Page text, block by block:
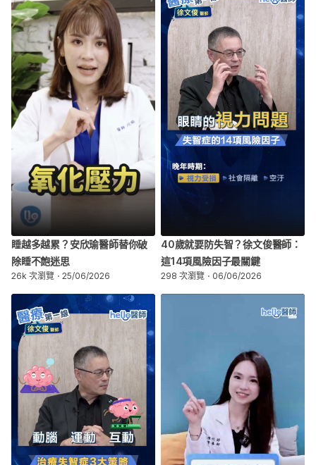
睡越多越累？安欣瑜醫師替你破
除睡不飽迷思
26k 次瀏覽 25/06/2026
40歲就要防失智？徐文俊醫師：
這14項風險因子最關鍵
298 次瀏覽 06/06/2026